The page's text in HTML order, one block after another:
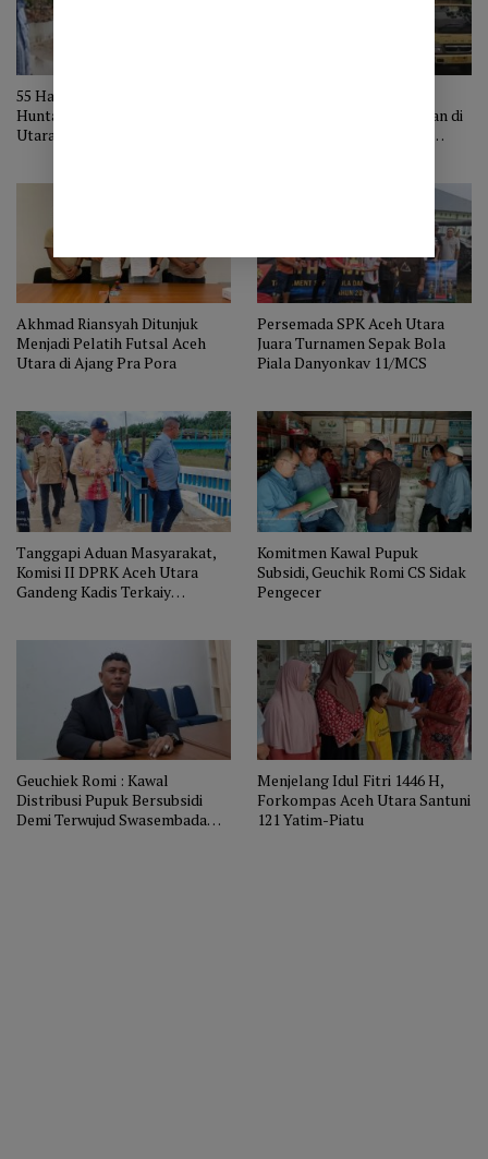
55 Hari Pasca Bencana,
Huntara di Kuala Cangkoy Aceh
Utara Belum Ada Tanda-tanda
Berlubang menuju Jembatan di
Akhmad Riansyah Ditunjuk
Menjadi Pelatih Futsal Aceh
Utara di Ajang Pra Pora
Persemada SPK Aceh Utara
Juara Turnamen Sepak Bola
Piala Danyonkav 11/MCS
Tanggapi Aduan Masyarakat,
Komisi II DPRK Aceh Utara
Gandeng Kadis Terkaiy
Komitmen Kawal Pupuk
Subsidi, Geuchik Romi CS Sidak
Pengecer
Geuchiek Romi : Kawal
Distribusi Pupuk Bersubsidi
Demi Terwujud Swasembada
Menjelang Idul Fitri 1446 H,
Forkompas Aceh Utara Santuni
121 Yatim-Piatu